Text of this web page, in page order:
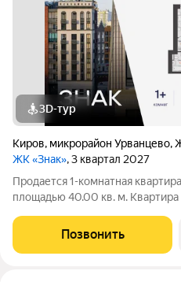
3D-тур
Киров, микрорайон Урванцево,
ЖК «Знак», 3 квартал 2027
Продается 1-комнатная
площадью 40.00 кв. м. Квартира
комплексе воплощена
необходимые объекты:
Позвонить